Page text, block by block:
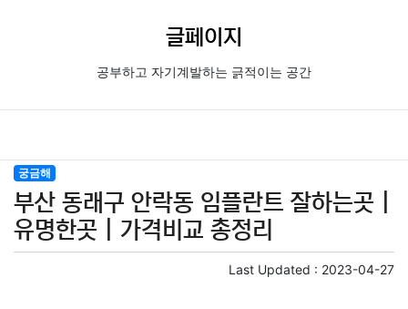
글페이지
공부하고 자기계발하는 긁적이는 공간
궁금해
부산 동래구 안락동 임플란트 잘하는곳 |
유명한곳 | 가격비교 총정리
Last Updated : 2023-04-27